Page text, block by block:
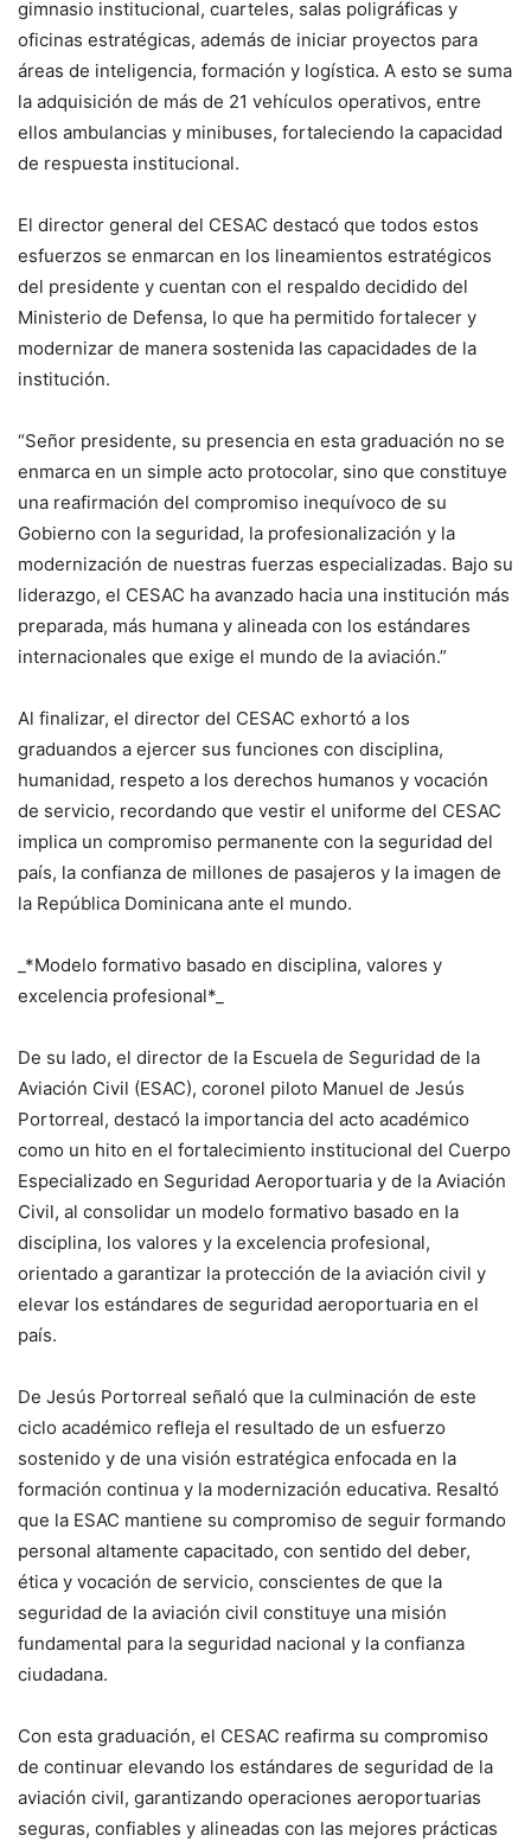
gimnasio institucional, cuarteles, salas poligráficas y
oficinas estratégicas, además de iniciar proyectos para
áreas de inteligencia, formación y logística. A esto se suma
la adquisición de más de 21 vehículos operativos, entre
ellos ambulancias y minibuses, fortaleciendo la capacidad
de respuesta institucional.
El director general del CESAC destacó que todos estos
esfuerzos se enmarcan en los lineamientos estratégicos
del presidente y cuentan con el respaldo decidido del
Ministerio de Defensa, lo que ha permitido fortalecer y
modernizar de manera sostenida las capacidades de la
institución.
“Señor presidente, su presencia en esta graduación no se
enmarca en un simple acto protocolar, sino que constituye
una reafirmación del compromiso inequívoco de su
Gobierno con la seguridad, la profesionalización y la
modernización de nuestras fuerzas especializadas. Bajo su
liderazgo, el CESAC ha avanzado hacia una institución más
preparada, más humana y alineada con los estándares
internacionales que exige el mundo de la aviación.”
Al finalizar, el director del CESAC exhortó a los
graduandos a ejercer sus funciones con disciplina,
humanidad, respeto a los derechos humanos y vocación
de servicio, recordando que vestir el uniforme del CESAC
implica un compromiso permanente con la seguridad del
país, la confianza de millones de pasajeros y la imagen de
la República Dominicana ante el mundo.
_*Modelo formativo basado en disciplina, valores y
excelencia profesional*_
De su lado, el director de la Escuela de Seguridad de la
Aviación Civil (ESAC), coronel piloto Manuel de Jesús
Portorreal, destacó la importancia del acto académico
como un hito en el fortalecimiento institucional del Cuerpo
Especializado en Seguridad Aeroportuaria y de la Aviación
Civil, al consolidar un modelo formativo basado en la
disciplina, los valores y la excelencia profesional,
orientado a garantizar la protección de la aviación civil y
elevar los estándares de seguridad aeroportuaria en el
país.
De Jesús Portorreal señaló que la culminación de este
ciclo académico refleja el resultado de un esfuerzo
sostenido y de una visión estratégica enfocada en la
formación continua y la modernización educativa. Resaltó
que la ESAC mantiene su compromiso de seguir formando
personal altamente capacitado, con sentido del deber,
ética y vocación de servicio, conscientes de que la
seguridad de la aviación civil constituye una misión
fundamental para la seguridad nacional y la confianza
ciudadana.
Con esta graduación, el CESAC reafirma su compromiso
de continuar elevando los estándares de seguridad de la
aviación civil, garantizando operaciones aeroportuarias
seguras, confiables y alineadas con las mejores prácticas